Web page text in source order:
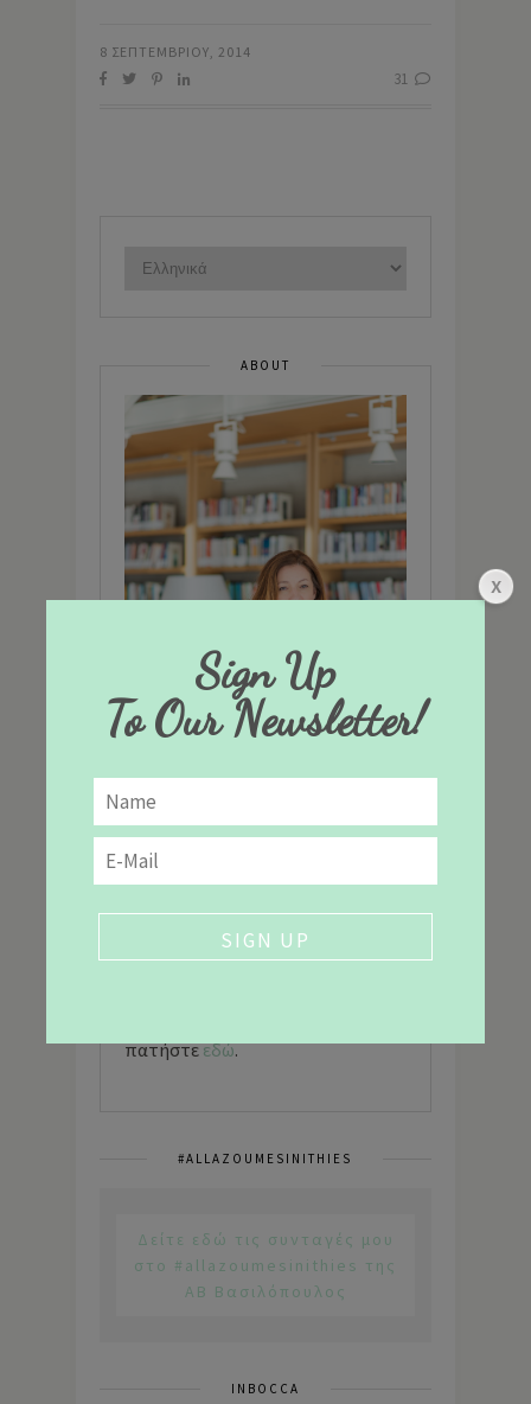
8 ΣΕΠΤΕΜΒΡΊΟΥ, 2014
31
ABOUT
Είμαι η Εύη και σας καλωσορίζω
ετοιμάζω στην κουζίνα μου,
πάντα με γνώμονα την
πατήστεεδώ.
#ALLAZOUMESINITHIES
Δείτε εδώ τις συνταγές μου
στο #allazoumesinithies της
ΑΒ Βασιλόπουλος
INBOCCA
Sign Up
To Our Newsletter!